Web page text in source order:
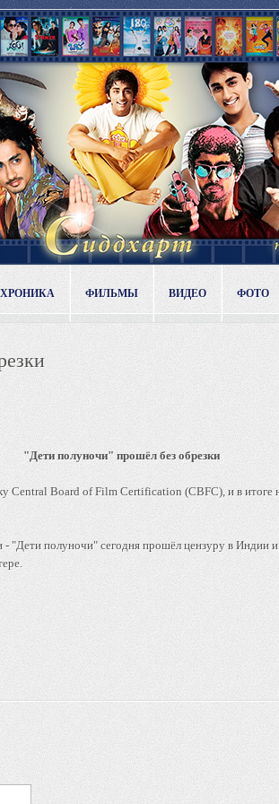
ХРОНИКА ФИЛЬМЫ ВИДЕО ФОТО
"Дети полуночи" прошёл без обрезки
Board of Film Certification (CBFC), и в итоге
"Дети полуночи" сегодня прошёл цензуру в Индии